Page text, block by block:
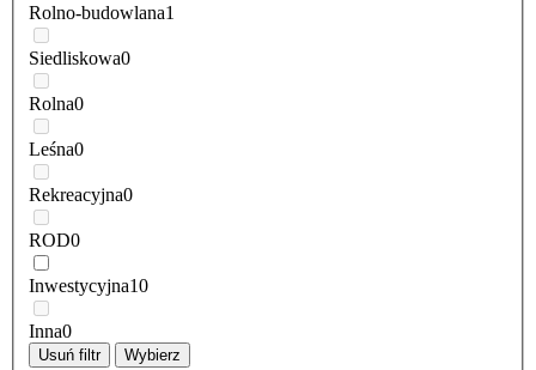
Rolno-budowlana1
Siedliskowa0
Rolna0
Leśna0
Rekreacyjna0
ROD0
Inwestycyjna10
Inna0
Usuń filtr Wybierz